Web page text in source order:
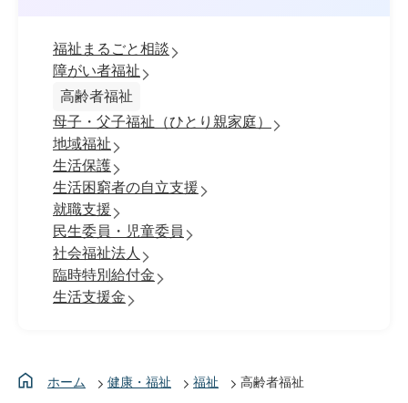
福祉まるごと相談
障がい者福祉
高齢者福祉
母子・父子福祉（ひとり親家庭）
地域福祉
生活保護
生活困窮者の自立支援
就職支援
民生委員・児童委員
社会福祉法人
臨時特別給付金
生活支援金
ホーム 健康・福祉 福祉 高齢者福祉